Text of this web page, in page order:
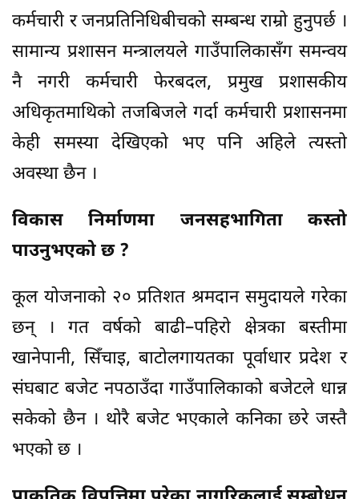
कर्मचारी र जनप्रतिनिधिबीचको सम्बन्ध राम्रो हुनुपर्छ ।
सामान्य प्रशासन मन्त्रालयले गाउँपालिकासँग समन्वय
नै नगरी कर्मचारी फेरबदल, प्रमुख प्रशासकीय
अधिकृतमाथिको तजबिजले गर्दा कर्मचारी प्रशासनमा
केही समस्या देखिएको भए पनि अहिले त्यस्तो
अवस्था छैन ।
विकास निर्माणमा जनसहभागिता कस्तो
पाउनुभएको छ ?
कूल योजनाको २० प्रतिशत श्रमदान समुदायले गरेका
छन् । गत वर्षको बाढी–पहिरो क्षेत्रका बस्तीमा
खानेपानी, सिँचाइ, बाटोलगायतका पूर्वाधार प्रदेश र
संघबाट बजेट नपठाउँदा गाउँपालिकाको बजेटले धान्न
सकेको छैन । थोरै बजेट भएकाले कनिका छरे जस्तै
भएको छ ।